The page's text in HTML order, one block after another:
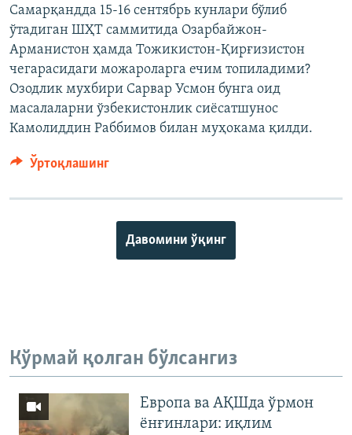
Самарқандда 15-16 сентябрь кунлари бўлиб
ўтадиган ШҲТ саммитида Озарбайжон-
Арманистон ҳамда Тожикистон-Қирғизистон
чегарасидаги можароларга ечим топиладими?
Озодлик мухбири Сарвар Усмон бунга оид
масалаларни ўзбекистонлик сиёсатшунос
Камолиддин Раббимов билан муҳокама қилди.
Ўртоқлашинг
Давомини ўқинг
Кўрмай қолган бўлсангиз
Европа ва АҚШда ўрмон
ёнғинлари: иқлим